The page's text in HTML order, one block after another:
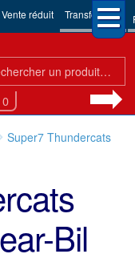
Vente réduit Transformers
0
Super7 Thundercats
Bil